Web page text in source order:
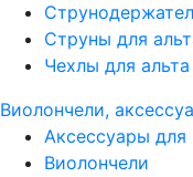
Струны для
Чехлы для
Виолончели,
Аксессуары для
Виолончели